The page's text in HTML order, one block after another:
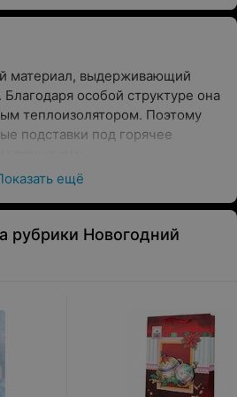
материал, выдерживающий
особой структуре она
теплоизолятором. Поэтому
подставки под горячее
защищенной от воздействия
и повреждений
значительно медленнее
Со временем
предлагают подставки
дополнительным прочным
целями на него
рисунки. Такие изделия не
но и украсят интерьер вашей
ещё
рубрики Новогодний